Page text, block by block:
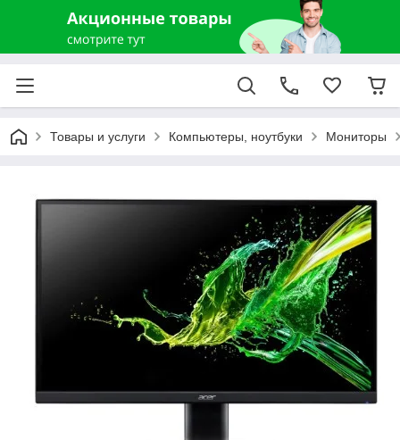
Товары и услуги Компьютеры, ноутбуки Мониторы